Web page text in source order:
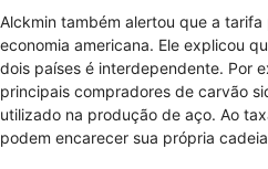
Alckmin também alertou que a tarifa
economia americana. Ele explicou
dois países é interdependente. Por
principais compradores de carvão
utilizado na produção de aço. Ao
podem encarecer sua própria